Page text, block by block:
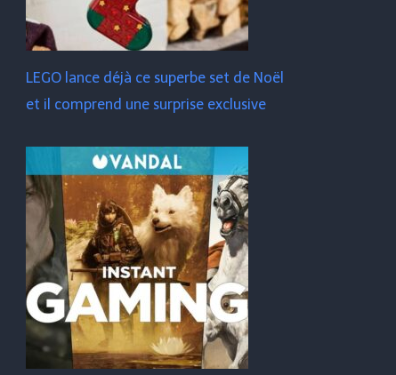
LEGO lance déjà ce superbe set de Noël
et il comprend une surprise exclusive